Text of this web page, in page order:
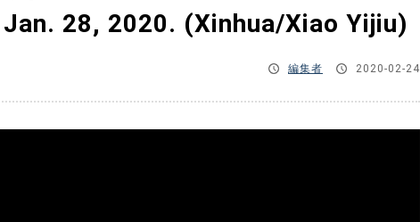
Jan. 28, 2020. (Xinhua/Xiao Yijiu)
編集者 2020-02-24